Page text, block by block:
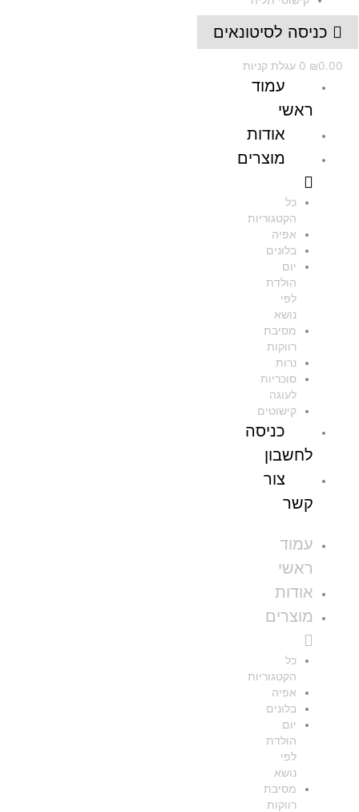
כניסה לסיטונאים
₪0.00
0 עגלת קניות
עמוד
ראשי
אודות
מוצרים
כל
הקטגוריות
אפיה
בלונים
יום
הולדת
לפי
נושא
מסיבת
רווקות
נרות
סוכריות
לעוגה
קישוטים
כניסה
לחשבון
צור
קשר
עמוד
ראשי
אודות
מוצרים
כל
הקטגוריות
אפיה
בלונים
יום
הולדת
לפי
נושא
מסיבת
רווקות